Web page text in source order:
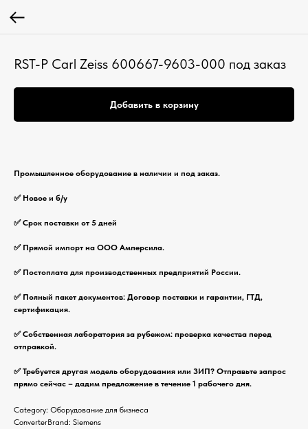
RST-P Carl Zeiss 600667-9603-000 под заказ
Добавить в корзину
Промышленное оборудование в наличии и под заказ.
✅ Новое и б/у
✅ Срок поставки от 5 дней
✅ Прямой импорт на ООО Амперсила.
✅ Постоплата для производственных предприятий России.
✅ Полный пакет документов: Договор поставки и гарантии, ГТД,
сертификация.
✅ Собственная лаборатория за рубежом: проверка качества перед
отправкой.
✅ Требуется другая модель оборудования или ЗИП? Отправьте запрос
прямо сейчас – дадим предложение в течение 1 рабочего дня.
Category: Оборудование для бизнеса
ConverterBrand: Siemens